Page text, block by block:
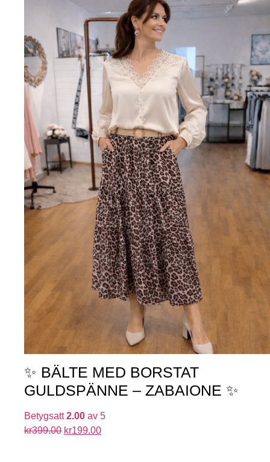
✨ BÄLTE MED BORSTAT
GULDSPÄNNE – ZABAIONE ✨
Betygsatt2.00 av 5
kr399.00 kr199.00